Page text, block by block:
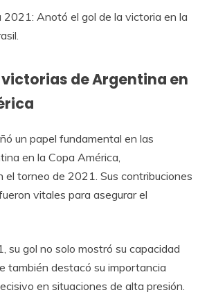
2021: Anotó el gol de la victoria en la
victorias de Argentina en
un papel fundamental en las
en la Copa América,
el torneo de 2021. Sus contribuciones
vitales para asegurar el
su gol no solo mostró su capacidad
también destacó su importancia
en situaciones de alta presión.